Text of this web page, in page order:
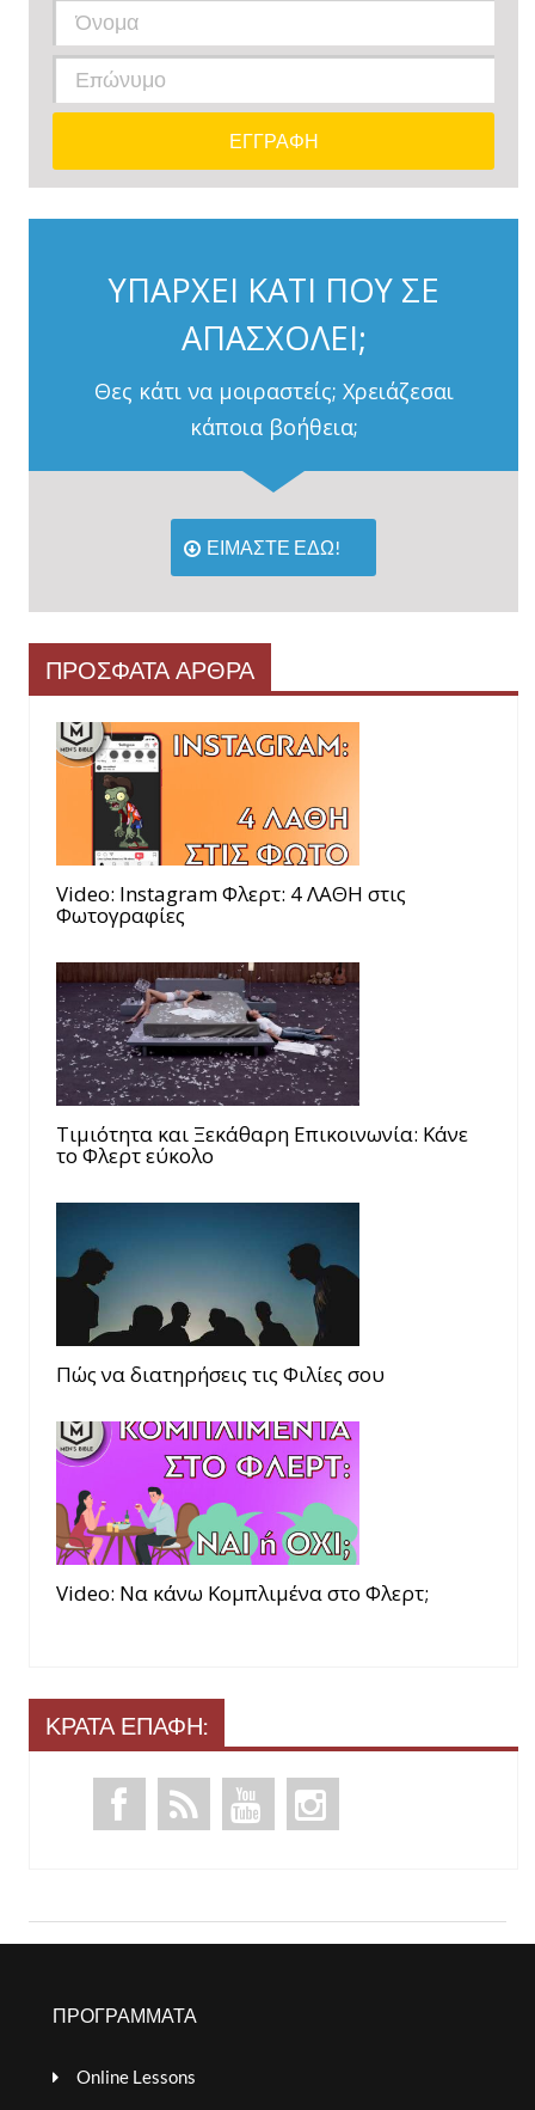
ΥΠΑΡΧΕΙ ΚΑΤΙ ΠΟΥ ΣΕ
ΑΠΑΣΧΟΛΕΙ;
Θες κάτι να μοιραστείς; Χρειάζεσαι
κάποια βοήθεια;
ΕΙΜΑΣΤΕ ΕΔΩ!
ΠΡΟΣΦΑΤΑ ΑΡΘΡΑ
Video: Instagram Φλερτ: 4 ΛΑΘΗ στις
Φωτογραφίες
Τιμιότητα και Ξεκάθαρη Επικοινωνία: Κάνε
το Φλερτ εύκολο
Πώς να διατηρήσεις τις Φιλίες σου
Video: Να κάνω Κομπλιμένα στο Φλερτ;
ΚΡΑΤΑ ΕΠΑΦΗ:
ΠΡΟΓΡΑΜΜΑΤΑ
Online Lessons